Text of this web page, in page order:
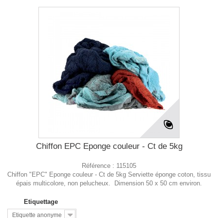
Chiffon EPC Eponge couleur - Ct de 5kg
Référence : 115105
Chiffon "EPC" Eponge couleur - Ct de 5kg Serviette éponge coton, tissu
épais multicolore, non pelucheux. Dimension 50 x 50 cm environ.
Etiquettage
Etiquette anonyme